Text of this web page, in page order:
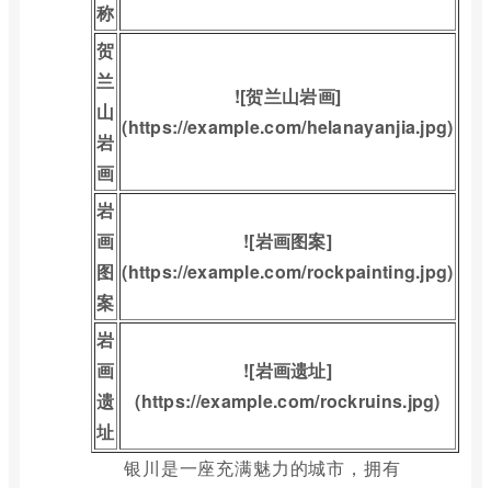
称
贺
兰
山
岩
画
![贺兰山岩画]
(https://example.com/helanayanjia.jpg)
岩
画
图
案
![岩画图案]
(https://example.com/rockpainting.jpg)
岩
画
遗
址
![岩画遗址]
(https://example.com/rockruins.jpg)
银川是一座充满魅力的城市，拥有